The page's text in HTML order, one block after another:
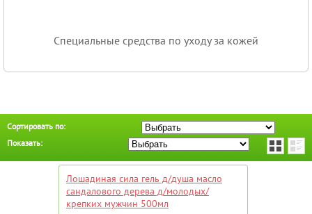
Специальные средства по уходу за кожей
Сортировать по:
Показать:
Лошадиная сила гель д/душа масло
сандалового дерева д/молодых/
крепких мужчин 500мл